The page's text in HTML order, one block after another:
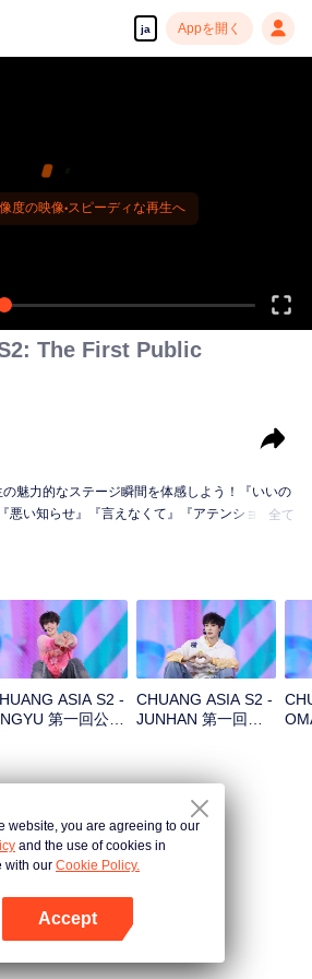
ja Appを開く
度の映像•スピーディな再生へ
The First Public
魅力的なステージ瞬間を体感しよう！『いいの
悪い知らせ』『言えなくて』『アテンション』
全て
ASIA S2 -
第一回公演
CHUANG ASIA S2 -
JUNHAN 第一回公
website, you are agreeing to our
and the use of cookies in
with our Cookie Policy.
Accept